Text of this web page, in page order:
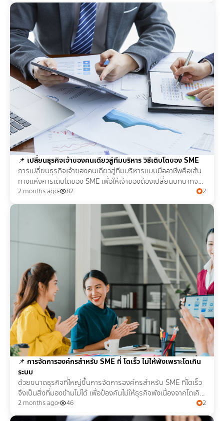
📌 เปลี่ยนธุรกิจเจ้าของคนเดียวสู่ทีมบริหาร วิธีเติบโตของ SME
การเปลี่ยนธุรกิจเจ้าของคนเดียวสู่ทีมบริหารแบบมืออาชีพคือเส้น
ทางแห่งการเติบโตของ SME เพื่อให้เจ้าของต้องเปลี่ยนบทบาทจาก
คนทำงาน สู่ ผู้บริหาร แบบเต็มตัว
2 months ago 82 2
📌 การจัดการองค์กรสำหรับ SME ที่ โตเร็ว ไม่ให้พังเพราะโตเกิน
ระบบ
ด้วยขนาดธุรกิจที่ใหญ่ขึ้นการจัดการองค์กรสำหรับ SME ที่โตเร็ว
จึงเป็นสิ่งที่มองข้ามไม่ได้ เพื่อป้องกันไม่ให้ธุรกิจพังเนื่องจากโตเกิน
ระบบ และยังต่อยอดได้ระยะยาว
2 months ago 46 2